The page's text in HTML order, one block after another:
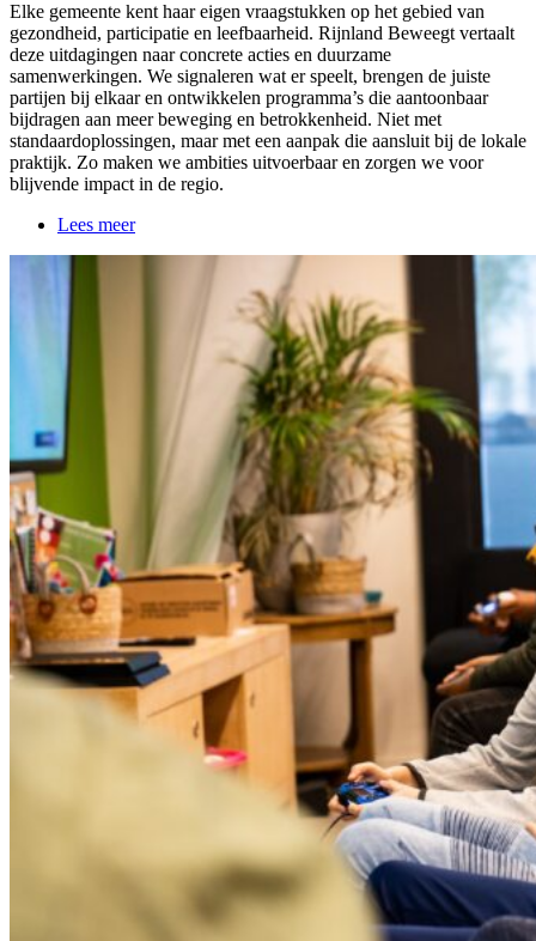
Elke gemeente kent haar eigen vraagstukken op het gebied van
gezondheid, participatie en leefbaarheid. Rijnland Beweegt vertaalt
deze uitdagingen naar concrete acties en duurzame
samenwerkingen. We signaleren wat er speelt, brengen de juiste
partijen bij elkaar en ontwikkelen programma’s die aantoonbaar
bijdragen aan meer beweging en betrokkenheid. Niet met
standaardoplossingen, maar met een aanpak die aansluit bij de lokale
praktijk. Zo maken we ambities uitvoerbaar en zorgen we voor
blijvende impact in de regio.
Lees meer